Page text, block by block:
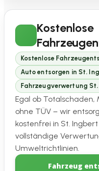
Kostenlose
Kostenlose
Auto entsorgen in St.
Fahrzeugverwertung
Egal ob
ohne TÜV – wir
kostenfrei in St.
vollständige
Umweltrichtlinien.
Fahrzeug